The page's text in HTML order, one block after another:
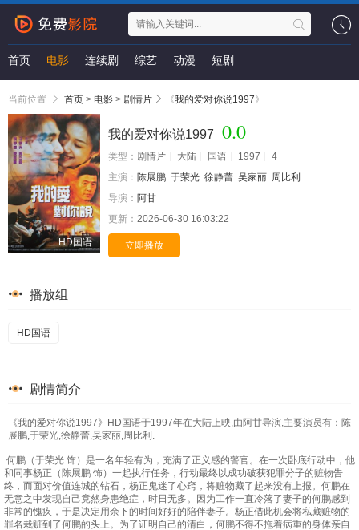
首页 电影 连续剧 综艺 动漫 短剧
当前位置 首页 > 电影 > 剧情片 《我的爱对你说1997》
HD国语
我的爱对你说1997 0.0
类型： 剧情片 大陆 国语 1997
4
主演： 陈展鹏 于荣光 徐静蕾 吴家丽 周比利
导演： 阿甘
更新： 2026-06-30 16:03:22
立即播放
播放组
HD国语
剧情简介
《我的爱对你说1997》HD国语于1997年在大陆上映,由阿甘导演,主要演员有：陈
展鹏,于荣光,徐静蕾,吴家丽,周比利.
何鹏（于荣光 饰）是一名年轻有为，充满了正义感的警官。在一次卧底行动中，他
和同事杨正（陈展鹏 饰）一起执行任务，行动最终以成功破获犯罪分子的赃物告
终，而面对价值连城的钻石，杨正鬼迷了心窍，将赃物藏了起来没有上报。何鹏在
无意之中发现自己竟然身患绝症，时日无多。因为工作一直冷落了妻子的何鹏感到
非常的愧疚，于是决定用余下的时间好好的陪伴妻子。杨正借此机会将私藏赃物的
罪名栽赃到了何鹏的头上。为了证明自己的清白，何鹏不得不拖着病重的身体亲自